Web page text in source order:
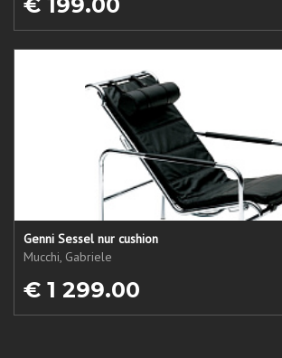
Genni Sessel nur cushion
Mucchi, Gabriele
€ 1 299.00